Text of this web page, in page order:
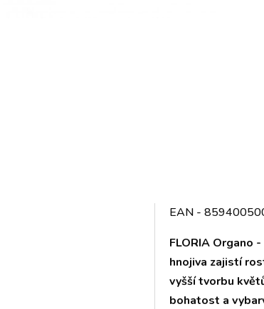
EAN -
FLORIA Organo
hnojiva zajistí
vyšší tvorbu
bohatost a